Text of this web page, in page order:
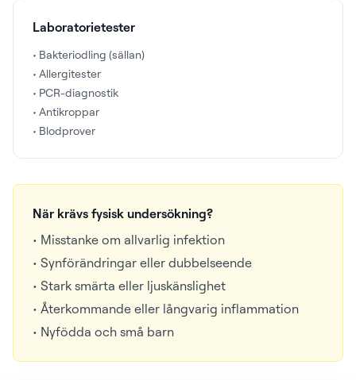
Laboratorietester
• Bakteriodling (sällan)
• Allergitester
• PCR-diagnostik
• Antikroppar
• Blodprover
När krävs fysisk undersökning?
• Misstanke om allvarlig infektion
• Synförändringar eller dubbelseende
• Stark smärta eller ljuskänslighet
• Återkommande eller långvarig inflammation
• Nyfödda och små barn